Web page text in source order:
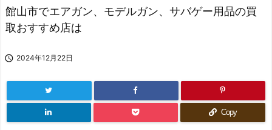
次へ
館山市でエアガン、モデルガン、サバゲー用品の買
取おすすめ店は
 2024年12月22日
Copy